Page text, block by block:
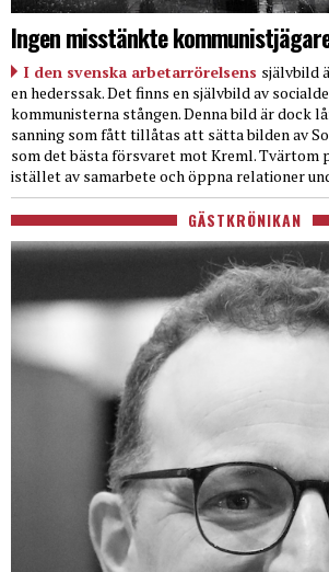
Ingen misstänkte
I den svenska arbetarrörelsens självbild
en hederssak. Det finns en självbild av
kommunisterna stången. Denna bild är dock
sanning som fått tillåtas att sätta bilden av
som det bästa försvaret mot Kreml. Tvärtom
istället av samarbete och öppna relationer
GÄSTKRÖNIKAN